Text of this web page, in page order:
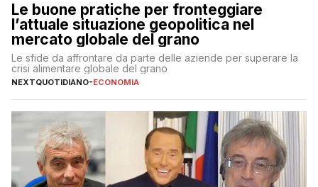
Le buone pratiche per fronteggiare
l’attuale situazione geopolitica nel
mercato globale del grano
Le sfide da affrontare da parte delle aziende per superare la
crisi alimentare globale del grano
NEXTQUOTIDIANO-ECONOMIA